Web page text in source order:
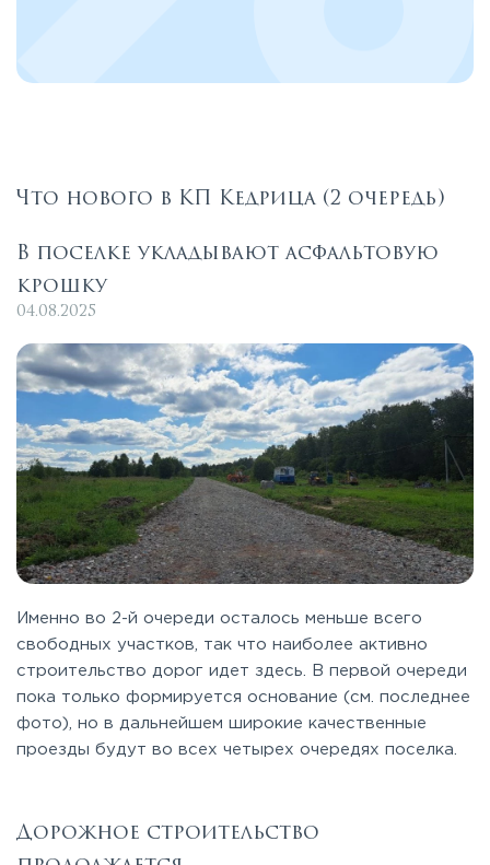
Что нового в КП Кедрица (2 очередь)
В поселке укладывают асфальтовую
крошку
04.08.2025
Именно во 2-й очереди осталось меньше всего
свободных участков, так что наиболее активно
строительство дорог идет здесь. В первой очереди
пока только формируется основание (см. последнее
фото), но в дальнейшем широкие качественные
проезды будут во всех четырех очередях поселка.
Дорожное строительство